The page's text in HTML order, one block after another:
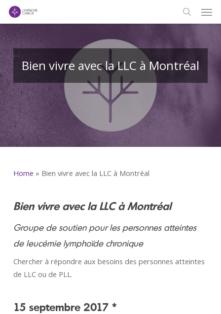
Skip
content
search
Bien vivre avec la LLC à Montréal
Home » Bien vivre avec la LLC à Montréal
Bien vivre avec la LLC à Montréal
Groupe de soutien pour les personnes atteintes
de leucémie lymphoïde chronique
Chercher à répondre aux besoins des personnes atteintes
de LLC ou de PLL.
15 septembre 2017 *